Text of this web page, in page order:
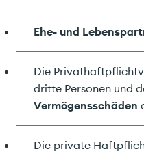
Ehe- und
Die
dritte Personen und
Vermögensschäden
Die private